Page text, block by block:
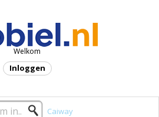
Welkom
Inloggen
Caiway